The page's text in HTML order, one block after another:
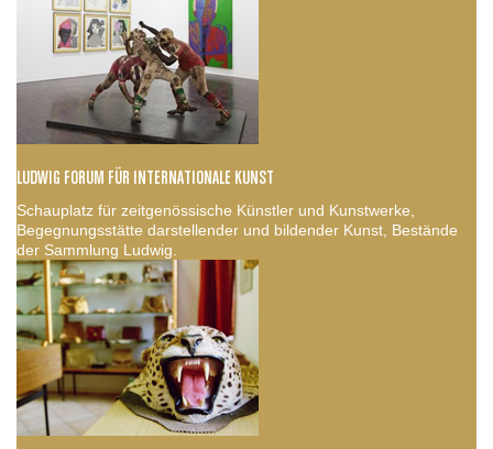
LUDWIG FORUM FÜR INTERNATIONALE KUNST
Schauplatz für zeitgenössische Künstler und Kunstwerke,
Begegnungsstätte darstellender und bildender Kunst, Bestände
der Sammlung Ludwig.